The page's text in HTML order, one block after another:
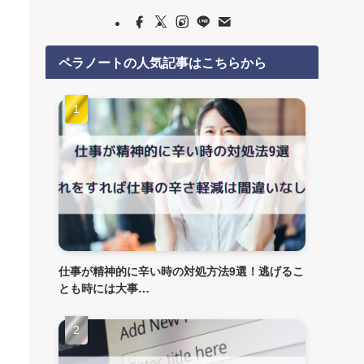
ペラノートの人気記事はこちらから
仕事が精神的に辛い時の対処方法9選！逃げるこ
とも時には大事…